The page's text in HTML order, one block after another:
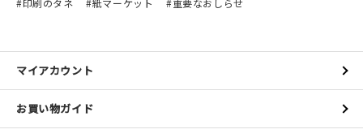
印刷のタネ
紙マーケット 重要なおしらせ
マイアカウント
お買い物ガイド